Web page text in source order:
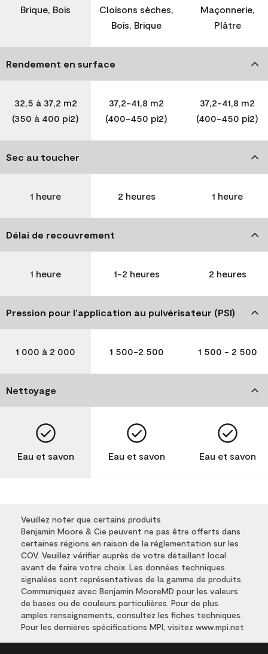
Brique, Bois
Cloisons sèches,
Bois, Brique
Maçonnerie,
Plâtre
Rendement en surface
32,5 à 37,2 m2
(350 à 400 pi2)
37,2-41,8 m2
(400-450 pi2)
37,2-41,8 m2
(400-450 pi2)
Sec au toucher
1 heure 2 heures 1 heure
Délai de recouvrement
1 heure 1-2 heures 2 heures
Pression pour l’application au pulvérisateur (PSI)
1 000 à 2 000 1 500-2 500 1 500 - 2 500
Nettoyage
Eau et savon Eau et savon Eau et savon
Veuillez noter que certains produits
Benjamin Moore & Cie peuvent ne pas être offerts dans
certaines régions en raison de la réglementation sur les
COV. Veuillez vérifier auprès de votre détaillant local
avant de faire votre choix. Les données techniques
signalées sont représentatives de la gamme de produits.
Communiquez avec Benjamin MooreMD pour les valeurs
de bases ou de couleurs particulières. Pour de plus
amples renseignements, consultez les fiches techniques.
Pour les dernières spécifications MPI, visitez www.mpi.net